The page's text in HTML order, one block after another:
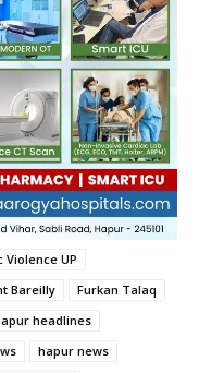
Violence UP
Bareilly
Furkan Talaq
headlines
hapur news